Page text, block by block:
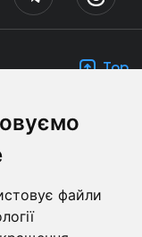
файли
Top
TV